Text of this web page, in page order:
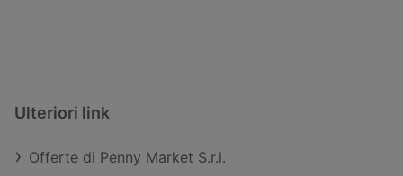
Ulteriori link
Offerte di Penny Market S.r.l.